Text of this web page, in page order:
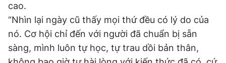
cao.
“Nhìn lại ngày cũ thấy mọi thứ đều có lý do của
nó. Cơ hội chỉ đến với người đã chuẩn bị sẵn
sàng, mình luôn tự học, tự trau dồi bản thân,